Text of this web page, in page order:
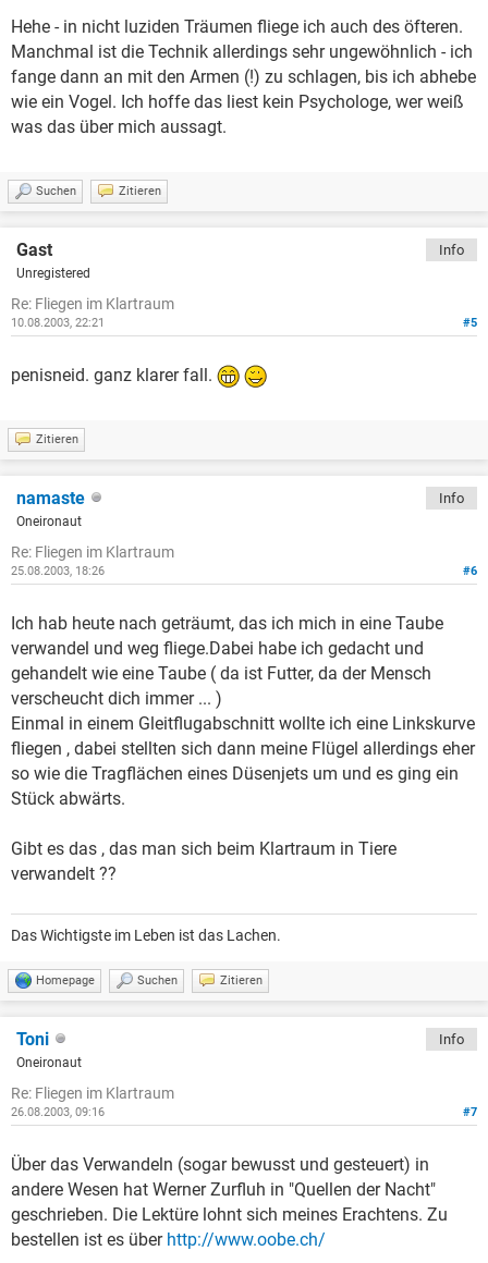
Hehe - in nicht luziden Träumen fliege ich auch des öfteren.
Manchmal ist die Technik allerdings sehr ungewöhnlich - ich
fange dann an mit den Armen (!) zu schlagen, bis ich abhebe
wie ein Vogel. Ich hoffe das liest kein Psychologe, wer weiß
was das über mich aussagt.
Suchen Zitieren
Gast
Unregistered
Info
Re: Fliegen im Klartraum
#5
10.08.2003, 22:21
penisneid. ganz klarer fall.
Zitieren
namaste
Oneironaut
Info
Re: Fliegen im Klartraum
#6
25.08.2003, 18:26
Ich hab heute nach geträumt, das ich mich in eine Taube
verwandel und weg fliege.Dabei habe ich gedacht und
gehandelt wie eine Taube ( da ist Futter, da der Mensch
verscheucht dich immer ... )
Einmal in einem Gleitflugabschnitt wollte ich eine Linkskurve
fliegen , dabei stellten sich dann meine Flügel allerdings eher
so wie die Tragflächen eines Düsenjets um und es ging ein
Stück abwärts.
Gibt es das , das man sich beim Klartraum in Tiere
verwandelt ??
Das Wichtigste im Leben ist das Lachen.
Homepage Suchen Zitieren
Toni
Oneironaut
Info
Re: Fliegen im Klartraum
#7
26.08.2003, 09:16
Über das Verwandeln (sogar bewusst und gesteuert) in
andere Wesen hat Werner Zurfluh in "Quellen der Nacht"
geschrieben. Die Lektüre lohnt sich meines Erachtens. Zu
bestellen ist es über http://www.oobe.ch/